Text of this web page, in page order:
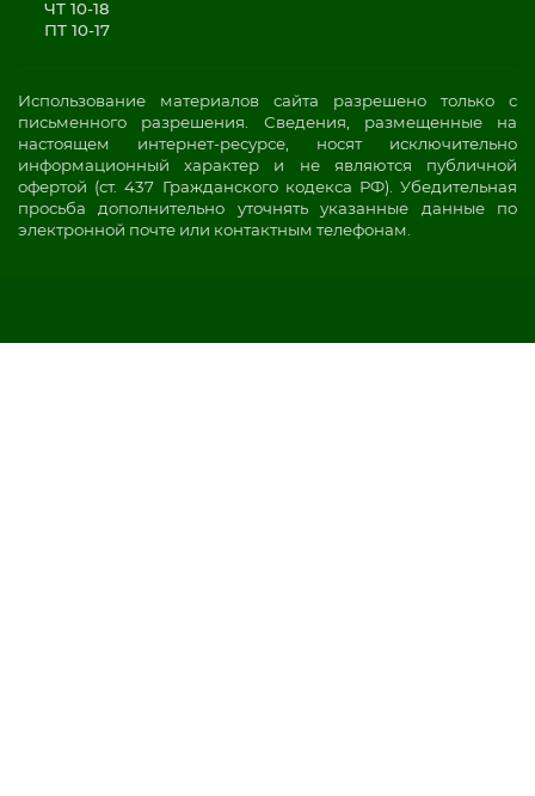
ЧТ 10-18
ПТ 10-17
Использование материалов сайта разрешено только с
письменного разрешения. Сведения, размещенные на
настоящем интернет-ресурсе, носят исключительно
информационный характер и не являются публичной
офертой (ст. 437 Гражданского кодекса РФ). Убедительная
просьба дополнительно уточнять указанные данные по
электронной почте или контактным телефонам.